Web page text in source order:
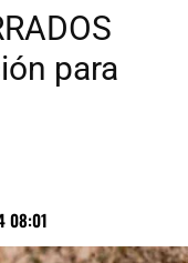
para
08:01